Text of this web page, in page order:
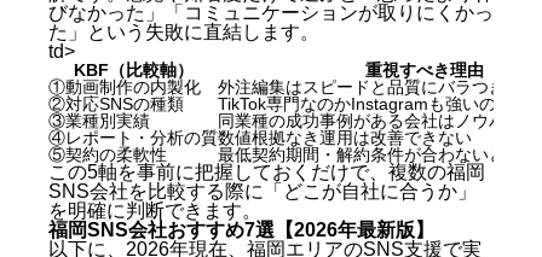
びなかった」「コミュニケーションが取りにくかっ
た」という失敗に直結します。
td>
KBF（比較軸）
重視すべき理由
①動画制作の内製化
外注編集はスピードと品質にバラつきが
②対応SNSの種類
TikTok専門なのかInstagramも強いのかで
③業種別実績
同業種の成功事例がある会社はノウハウ
④レポート・分析の質数値根拠なき運用は改善できない
⑤契約の柔軟性
最低契約期間・解約条件が合わないと損
この5軸を事前に把握しておくだけで、複数の福岡
SNS会社を比較する際に「どこが自社に合うか」
を明確に判断できます。
福岡SNS会社おすすめ7選【2026年最新版】
以下に、2026年現在、福岡エリアのSNS支援で実